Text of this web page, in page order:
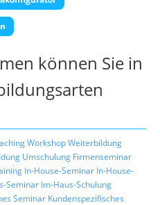
können Sie in
WorkshopWeiterbildung
Umschulung Firmenseminar
In-House-Seminar In-House-
Seminar Im-Haus-Schulung
Seminar Kundenspezifisches